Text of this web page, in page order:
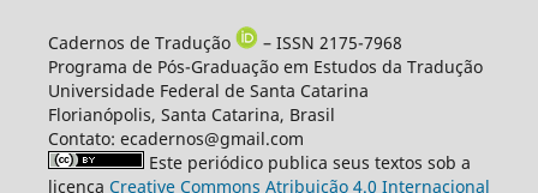
Cadernos de Tradução
– ISSN 2175-7968
Programa de Pós-Graduação em Estudos da Tradução
Universidade Federal de Santa Catarina
Florianópolis, Santa Catarina, Brasil
Contato: ecadernos@gmail.com
Este periódico publica seus textos sob a
licença Creative Commons Atribuição 4.0 Internacional